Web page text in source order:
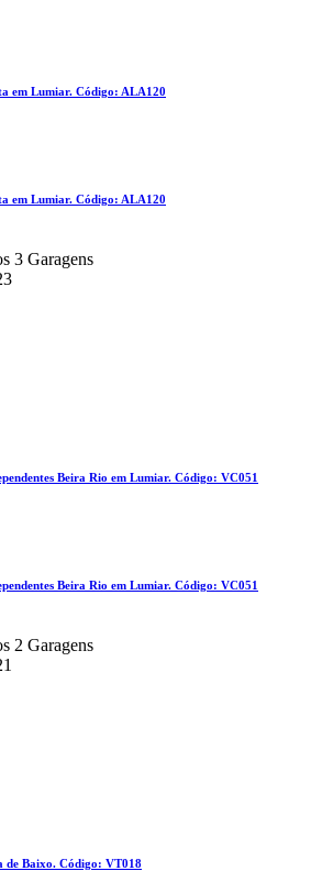
em Lumiar. Código: ALA120
em Lumiar. Código: ALA120
3 Garagens
Beira Rio em Lumiar. Código: VC051
Beira Rio em Lumiar. Código: VC051
2 Garagens
de Baixo. Código: VT018